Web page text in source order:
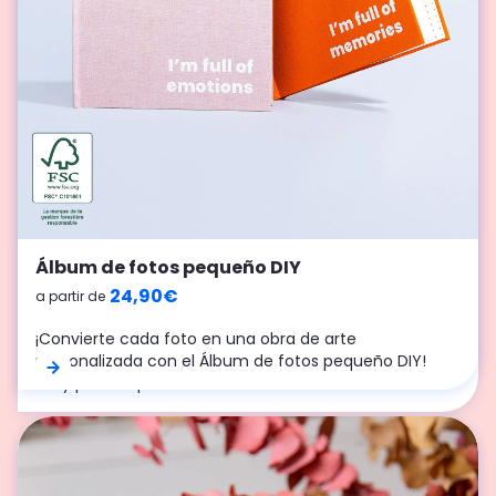
Tarjeta regalo Cheerz
a partir de 10,00 €
se atreven a elegirlas, ¡les presentamos la tarjeta
regalo Cheerz!
Álbum de fotos cuadrado pequeño
a partir de 19,90 €
Todo lo pequeño es monísimo, pero sobre todo es
sencillo de crear, perfecto para compartir y ¡ocupa
Álbum de fotos pequeño DIY
a partir de 24,90€
¡Convierte cada foto en una obra de arte
personalizada con el Álbum de fotos pequeño DIY!